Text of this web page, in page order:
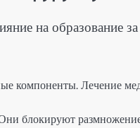
на образование
компоненты. Лечение
блокируют